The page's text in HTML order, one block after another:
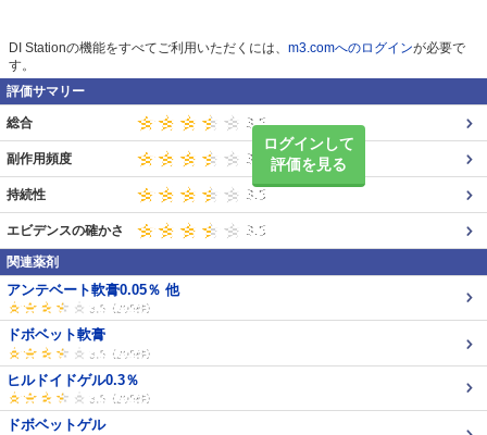
DI Stationの機能をすべてご利用いただくには、 m3.comへのログインが必要で
す。
評価サマリー
ログインして
評価を見る
総合
副作用頻度
持続性
エビデンスの確かさ
関連薬剤
アンテベート軟膏0.05％ 他
ドボベット軟膏
ヒルドイドゲル0.3％
ドボベットゲル